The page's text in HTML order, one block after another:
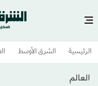
الرئيسية الشرق الأوسط​
العالم